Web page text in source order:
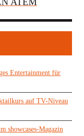
Entertainment für
auf TV-Niveau
showcases-Magazin